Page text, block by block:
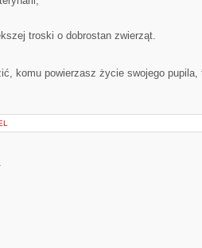
troski o dobrostan zwierząt.
komu powierzasz życie swojego